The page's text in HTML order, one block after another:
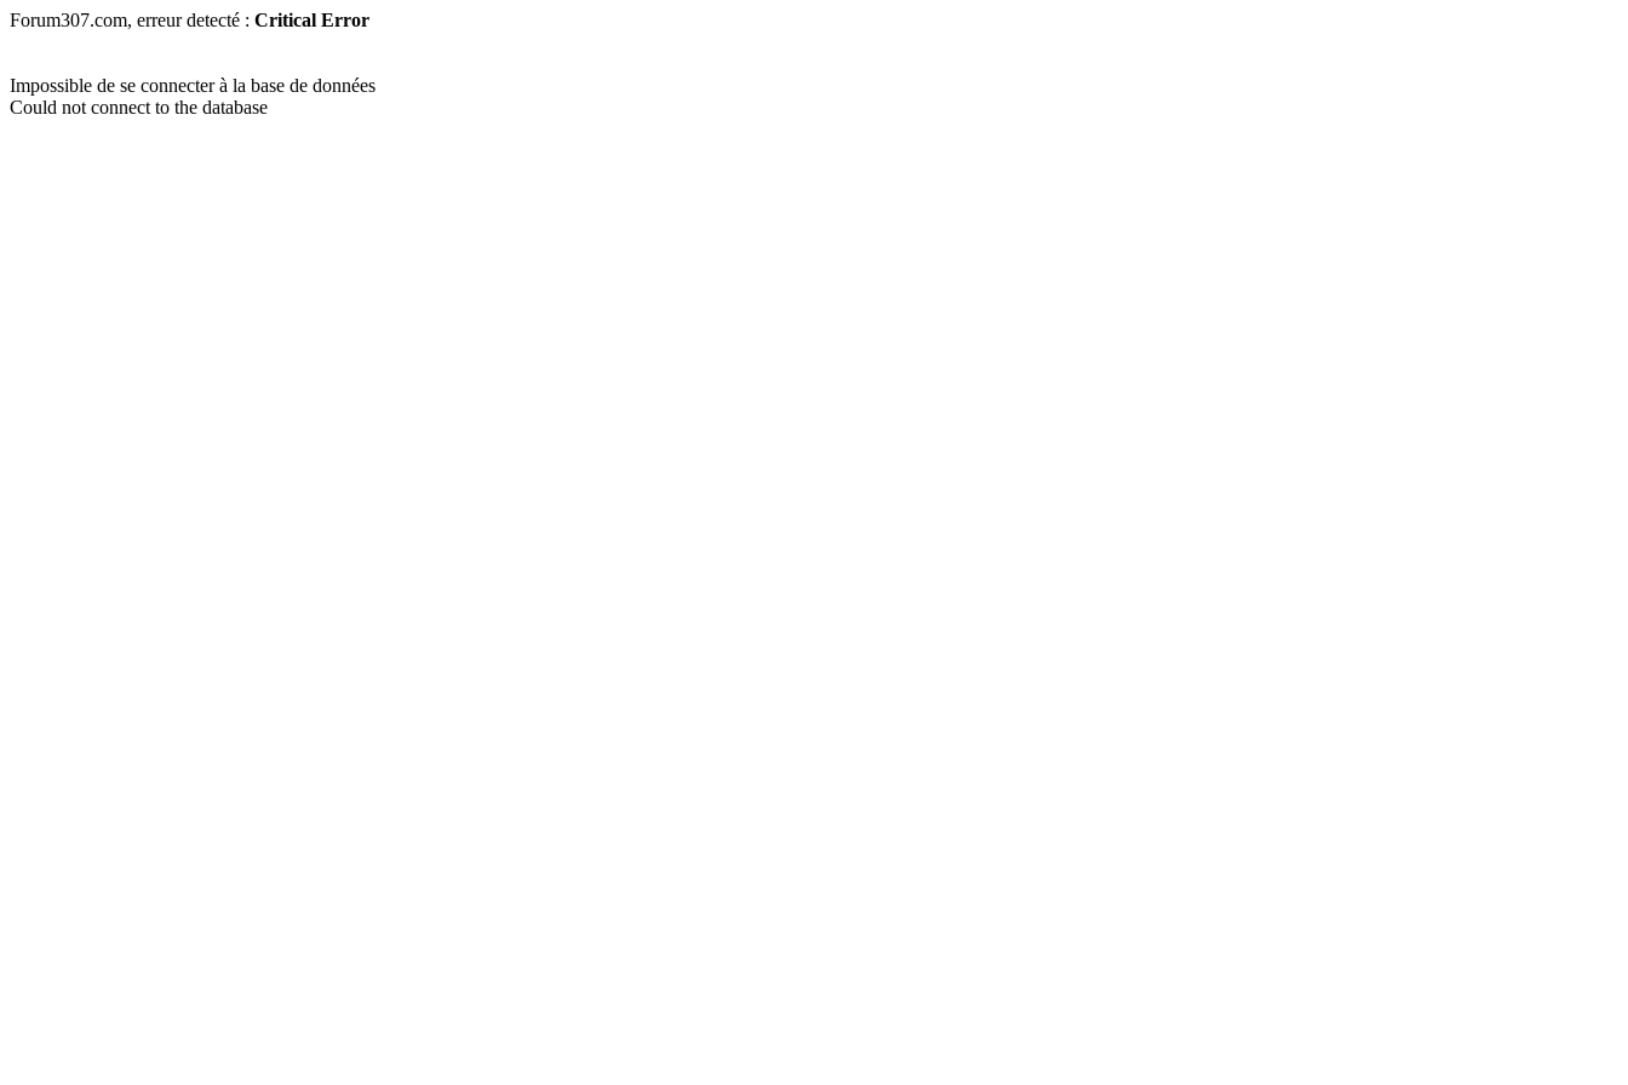
Forum307.com, erreur detecté : Critical Error
Impossible de se connecter à la base de données
Could not connect to the database